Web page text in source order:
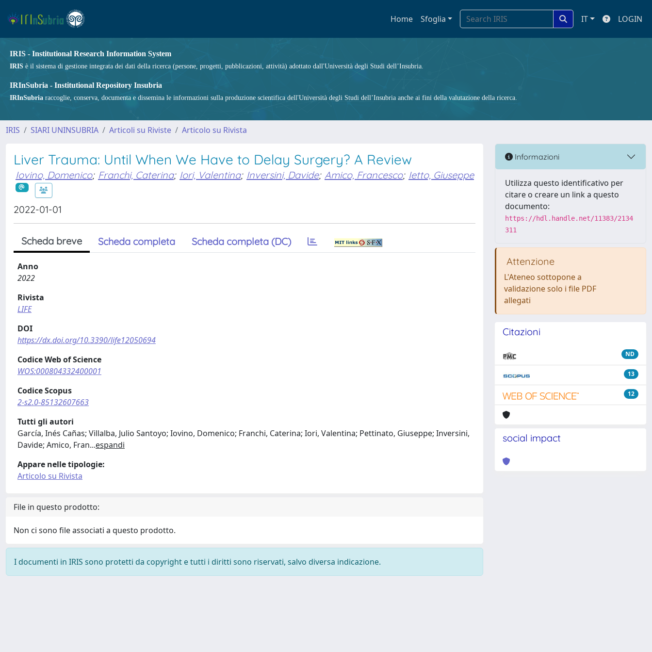
Home Sfoglia IT LOGIN
IRIS - Institutional Research Information System
IRIS è il sistema di gestione integrata dei dati della ricerca (persone, progetti, pubblicazioni, attività) adottato dall'Università degli Studi dell’Insubria.
IRInSubria - Institutional Repository Insubria
IRInSubria raccoglie, conserva, documenta e dissemina le informazioni sulla produzione scientifica dell'Università degli Studi dell’Insubria anche ai fini della valutazione della ricerca.
IRIS SIARI UNINSUBRIA Articoli su Riviste Articolo su Rivista
Liver Trauma: Until When We Have to Delay Surgery? A Review
Iovino, Domenico; Franchi, Caterina; Iori, Valentina; Inversini, Davide; Amico, Francesco; Ietto, Giuseppe
2022-01-01
Scheda breve Scheda completa Scheda completa (DC)
Anno
2022
Rivista
LIFE
DOI
https://dx.doi.org/10.3390/life12050694
Codice Web of Science
WOS:000804332400001
Codice Scopus
2-s2.0-85132607663
Tutti gli autori
García, Inés Cañas; Villalba, Julio Santoyo; Iovino, Domenico; Franchi, Caterina; Iori, Valentina; Pettinato, Giuseppe; Inversini,
Davide; Amico, Fran...espandi
Appare nelle tipologie:
Articolo su Rivista
File in questo prodotto:
Non ci sono file associati a questo prodotto.
I documenti in IRIS sono protetti da copyright e tutti i diritti sono riservati, salvo diversa indicazione.
Informazioni
Utilizza questo identificativo per
citare o creare un link a questo
documento:
https://hdl.handle.net/11383/2134
311
Attenzione
L'Ateneo sottopone a
validazione solo i file PDF
allegati
Citazioni
ND
13
12
social impact